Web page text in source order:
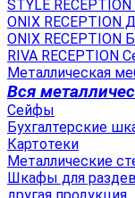
STYLE
ONIX RECEPTION
ONIX RECEPTION
RIVA RECEPTION
Металлическая
Вся
Сейфы
Бухгалтерские
Картотеки
Металлические
Шкафы для